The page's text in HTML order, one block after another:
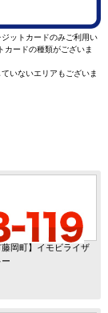
ットカードのみご利用い
ードの種類がございま
いないエリアもございま
藤岡町】イモビライザ